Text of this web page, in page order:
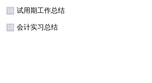
16 试用期工作总结
18 会计实习总结